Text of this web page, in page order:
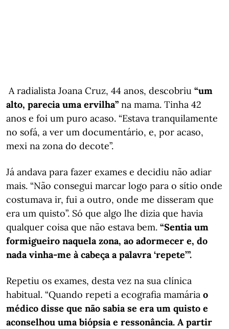
A radialista Joana Cruz, 44 anos, descobriu “um
alto, parecia uma ervilha” na mama. Tinha 42
anos e foi um puro acaso. “Estava tranquilamente
no sofá, a ver um documentário, e, por acaso,
mexi na zona do decote”.
Já andava para fazer exames e decidiu não adiar
mais. “Não consegui marcar logo para o sítio onde
costumava ir, fui a outro, onde me disseram que
era um quisto”. Só que algo lhe dizia que havia
qualquer coisa que não estava bem. “Sentia um
formigueiro naquela zona, ao adormecer e, do
nada vinha-me à cabeça a palavra ‘repete’”.
Repetiu os exames, desta vez na sua clínica
habitual. “Quando repeti a ecografia mamária o
médico disse que não sabia se era um quisto e
aconselhou uma biópsia e ressonância. A partir